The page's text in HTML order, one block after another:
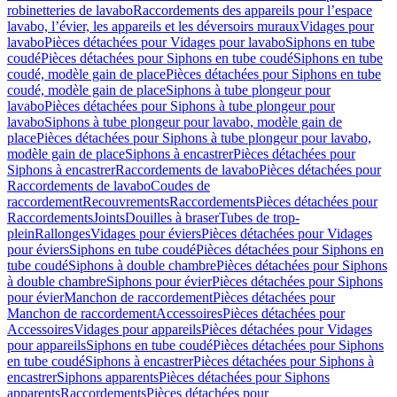
robinetteries de lavaboRaccordements des appareils pour l’espace
lavabo, l’évier, les appareils et les déversoirs murauxVidages pour
lavaboPièces détachées pour Vidages pour lavaboSiphons en tube
coudéPièces détachées pour Siphons en tube coudéSiphons en tube
coudé, modèle gain de placePièces détachées pour Siphons en tube
coudé, modèle gain de placeSiphons à tube plongeur pour
lavaboPièces détachées pour Siphons à tube plongeur pour
lavaboSiphons à tube plongeur pour lavabo, modèle gain de
placePièces détachées pour Siphons à tube plongeur pour lavabo,
modèle gain de placeSiphons à encastrerPièces détachées pour
Siphons à encastrerRaccordements de lavaboPièces détachées pour
Raccordements de lavaboCoudes de
raccordementRecouvrementsRaccordementsPièces détachées pour
RaccordementsJointsDouilles à braserTubes de trop-
pleinRallongesVidages pour éviersPièces détachées pour Vidages
pour éviersSiphons en tube coudéPièces détachées pour Siphons en
tube coudéSiphons à double chambrePièces détachées pour Siphons
à double chambreSiphons pour évierPièces détachées pour Siphons
pour évierManchon de raccordementPièces détachées pour
Manchon de raccordementAccessoiresPièces détachées pour
AccessoiresVidages pour appareilsPièces détachées pour Vidages
pour appareilsSiphons en tube coudéPièces détachées pour Siphons
en tube coudéSiphons à encastrerPièces détachées pour Siphons à
encastrerSiphons apparentsPièces détachées pour Siphons
apparentsRaccordementsPièces détachées pour